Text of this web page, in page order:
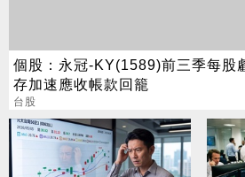
個股：永冠-KY(1589)前三季每股
存加速應收帳款回籠
台股